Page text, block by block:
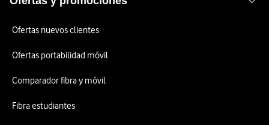
Ofertas nuevos clientes
Ofertas portabilidad móvil
Comparador fibra y móvil
Fibra estudiantes